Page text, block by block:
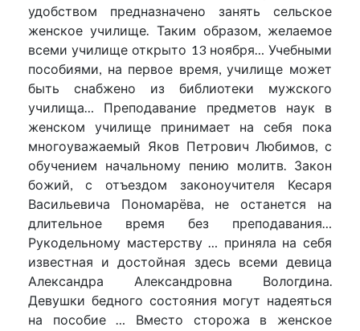
удобством предназначено занять сельское
женское училище. Таким образом, желаемое
всеми училище открыто 13 ноября… Учебными
пособиями, на первое время, училище может
быть снабжено из библиотеки мужского
училища… Преподавание предметов наук в
женском училище принимает на себя пока
многоуважаемый Яков Петрович Любимов, с
обучением начальному пению молитв. Закон
божий, с отъездом законоучителя Кесаря
Васильевича Пономарёва, не останется на
длительное время без преподавания…
Рукодельному мастерству … приняла на себя
известная и достойная здесь всеми девица
Александра Александровна Вологдина.
Девушки бедного состояния могут надеяться
на пособие … Вместо сторожа в женское